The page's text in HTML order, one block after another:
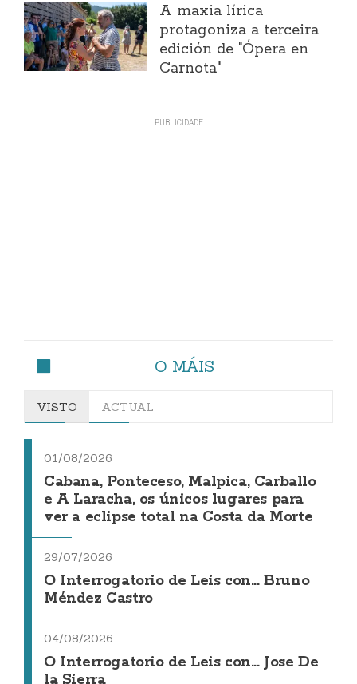
A maxia lírica
protagoniza a terceira
edición de "Ópera en
Carnota"
O MÁIS
VISTO ACTUAL
01/08/2026
Cabana, Ponteceso, Malpica, Carballo
e A Laracha, os únicos lugares para
ver a eclipse total na Costa da Morte
29/07/2026
O Interrogatorio de Leis con... Bruno
Méndez Castro
04/08/2026
O Interrogatorio de Leis con... Jose De
la Sierra